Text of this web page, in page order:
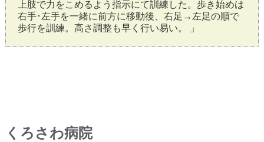
上肢で力をこめるよう指示にて訓練した。歩き始めは
右手･左手を一緒に前方に移動後、右足→左足の順で
歩行を訓練。高さ調整も早く行い易い。 」
くろさわ病院